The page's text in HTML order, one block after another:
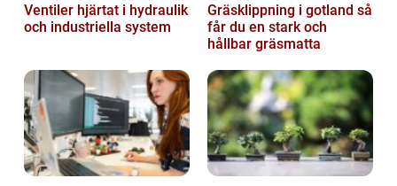
Ventiler hjärtat i hydraulik
och industriella system
Gräsklippning i gotland så
får du en stark och
hållbar gräsmatta